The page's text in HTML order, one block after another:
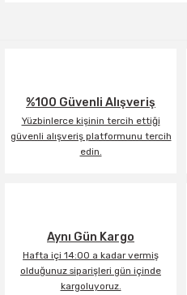
%100 Güvenli Alışveriş
Yüzbinlerce kişinin tercih ettiği
güvenli alışveriş platformunu tercih
edin.
Aynı Gün Kargo
Hafta içi 14:00 a kadar vermiş
olduğunuz siparişleri gün içinde
kargoluyoruz.